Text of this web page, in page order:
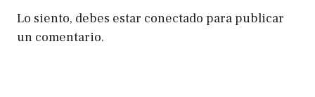
Lo siento, debes estar conectado para publicar
un comentario.